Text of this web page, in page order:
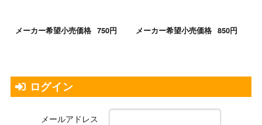
メーカー希望小売価格 750円 メーカー希望小売価格 850円
ログイン
メールアドレス